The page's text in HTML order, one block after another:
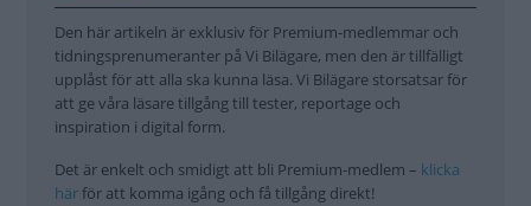
Den här artikeln är exklusiv för Premium-medlemmar och
tidningsprenumeranter på Vi Bilägare, men den är tillfälligt
upplåst för att alla ska kunna läsa. Vi Bilägare storsatsar för
att ge våra läsare tillgång till tester, reportage och
inspiration i digital form.
Det är enkelt och smidigt att bli Premium-medlem – klicka
härför att komma igång och få tillgång direkt!